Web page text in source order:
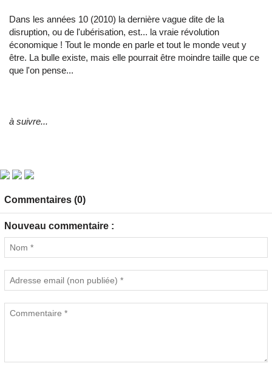
Dans les années 10 (2010) la dernière vague dite de la
disruption, ou de l'ubérisation, est... la vraie révolution
économique ! Tout le monde en parle et tout le monde veut y
être. La bulle existe, mais elle pourrait être moindre taille que ce
que l'on pense...
à suivre...
Commentaires (0)
Nouveau commentaire :